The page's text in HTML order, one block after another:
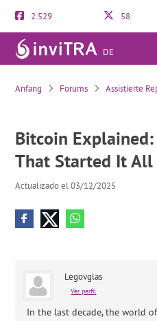
2.529 58
DE
Anfang Forums Assistierte
Bitcoin
That Started It All
Actualizado el 03/12/2025
Legovglas
Ver perfil
In the last decade, the world